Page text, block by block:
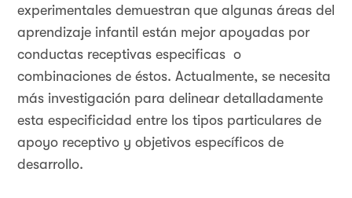
experimentales demuestran que algunas áreas del
aprendizaje infantil están mejor apoyadas por
conductas receptivas especificas o
combinaciones de éstos. Actualmente, se necesita
más investigación para delinear detalladamente
esta especificidad entre los tipos particulares de
apoyo receptivo y objetivos específicos de
desarrollo.